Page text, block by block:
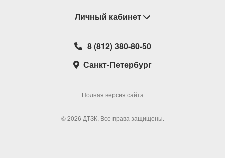
Замена / Отмена / Перенос мероприятий
Возврат билетов
Новости
О компании
Театральные кассы
Наши партнеры
Школьная программа
Личный кабинет
Избранное
8 (812) 380-80-50
Санкт-Петербург
Полная версия сайта
© 2026 ДТЗК, Все права защищены.